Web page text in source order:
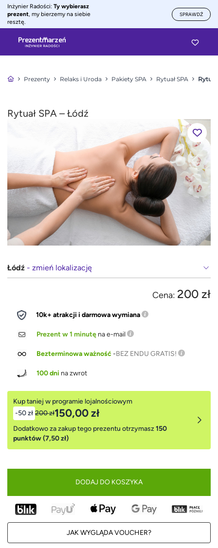
Inżynier Radości: Ty wybierasz
prezent, my bierzemy na siebie
resztę.
SPRAWDŹ
Prezenty Relaks i Uroda Pakiety SPA Rytuał SPA
Rytuał SPA – Łódź
Łódź - zmień lokalizację
Cena: 200 zł
10k+ atrakcji i darmowa wymiana
Prezent w 1 minutę na e-mail
Bezterminowa ważność-BEZ ENDU GRATIS!
100 dni na zwrot
Kup taniej w programie lojalnościowym
-50 zł 200 zł150,00 zł
Dodatkowo za zakup tego prezentu otrzymasz150
punktów (7,50 zł)
DODAJ DO KOSZYKA
JAK WYGLĄDA VOUCHER?